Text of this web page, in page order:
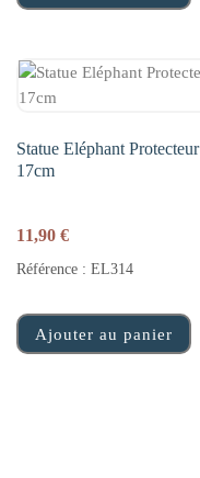
Statue Eléphant Protecteur
17cm
11,90 €
Référence : EL314
Ajouter au panier